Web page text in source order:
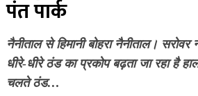
पंत पार्क
नैनीताल से हिमानी बोहरा नैनीताल।
धीरे-धीरे ठंड का प्रकोप बढ़ता जा रहा है
चलते ठंड…